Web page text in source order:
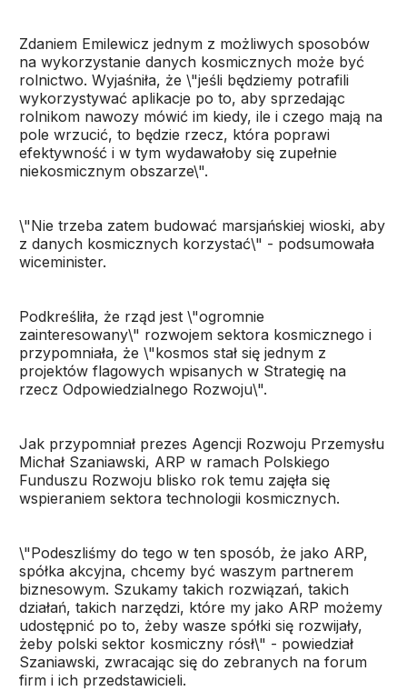
Zdaniem Emilewicz jednym z możliwych sposobów
na wykorzystanie danych kosmicznych może być
rolnictwo. Wyjaśniła, że \"jeśli będziemy potrafili
wykorzystywać aplikacje po to, aby sprzedając
rolnikom nawozy mówić im kiedy, ile i czego mają na
pole wrzucić, to będzie rzecz, która poprawi
efektywność i w tym wydawałoby się zupełnie
niekosmicznym obszarze\".
\"Nie trzeba zatem budować marsjańskiej wioski, aby
z danych kosmicznych korzystać\" - podsumowała
wiceminister.
Podkreśliła, że rząd jest \"ogromnie
zainteresowany\" rozwojem sektora kosmicznego i
przypomniała, że \"kosmos stał się jednym z
projektów flagowych wpisanych w Strategię na
rzecz Odpowiedzialnego Rozwoju\".
Jak przypomniał prezes Agencji Rozwoju Przemysłu
Michał Szaniawski, ARP w ramach Polskiego
Funduszu Rozwoju blisko rok temu zajęła się
wspieraniem sektora technologii kosmicznych.
\"Podeszliśmy do tego w ten sposób, że jako ARP,
spółka akcyjna, chcemy być waszym partnerem
biznesowym. Szukamy takich rozwiązań, takich
działań, takich narzędzi, które my jako ARP możemy
udostępnić po to, żeby wasze spółki się rozwijały,
żeby polski sektor kosmiczny rósł\" - powiedział
Szaniawski, zwracając się do zebranych na forum
firm i ich przedstawicieli.